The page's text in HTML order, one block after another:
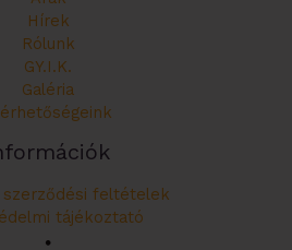
Hírek
Rólunk
GY.I.K.
Galéria
szerződési feltételek
tájékoztató